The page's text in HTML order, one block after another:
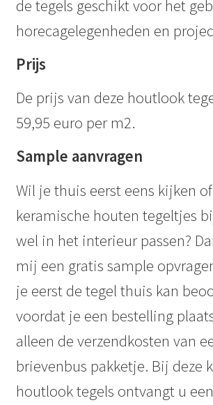
de tegels geschikt voor het
horecagelegenheden en
Prijs
De prijs van deze houtlook
59,95 euro per m2.
Sample aanvragen
Wil je thuis eerst eens kijken
keramische houten tegeltjes
wel in het interieur passen?
mij een gratis sample
je eerst de tegel thuis kan
voordat je een bestelling
alleen de verzendkosten van
brievenbus pakketje. Bij deze
houtlook tegels ontvangt u